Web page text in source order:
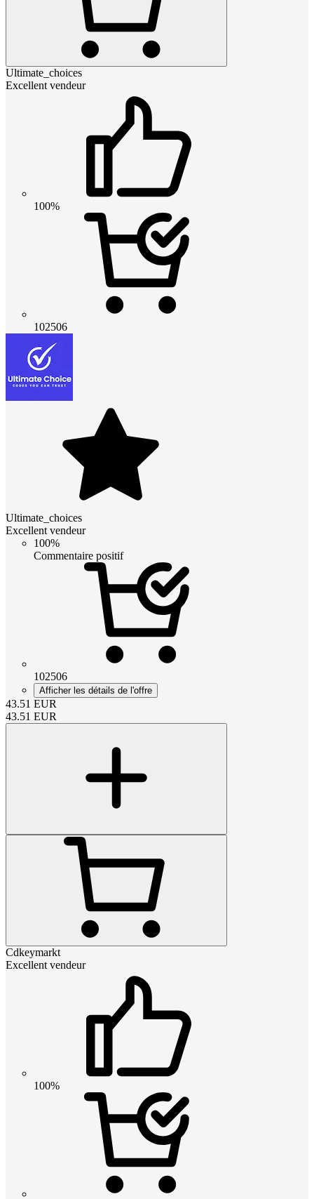
Ultimate_choices
Excellent vendeur
100%
102506
Ultimate_choices
Excellent vendeur
100%
Commentaire positif
102506
Afficher les détails de l'offre
43.51 EUR
43.51 EUR
Cdkeymarkt
Excellent vendeur
100%